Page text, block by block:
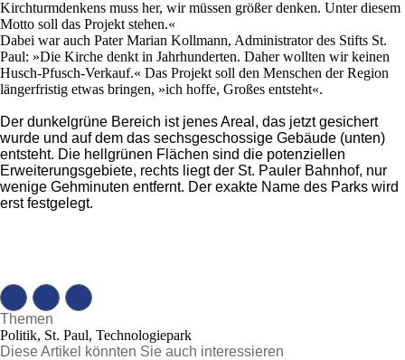
Kirchturmdenkens muss her, wir müssen größer denken. Unter diesem
Motto soll das Projekt stehen.«
Dabei war auch Pater Marian Kollmann, Administrator des Stifts St.
Paul: »Die Kirche denkt in Jahrhunderten. Daher wollten wir keinen
Husch-Pfusch-Verkauf.« Das Projekt soll den Menschen der Region
längerfristig etwas bringen, »ich hoffe, Großes entsteht«.
Der dunkelgrüne Bereich ist jenes Areal, das jetzt gesichert
wurde und auf dem das sechsgeschossige Gebäude (unten)
entsteht. Die hellgrünen Flächen sind die potenziellen
Erweiterungsgebiete, rechts liegt der St. Pauler Bahnhof, nur
wenige Gehminuten entfernt. Der exakte Name des Parks wird
erst festgelegt.
Themen
Politik, St. Paul, Technologiepark
Diese Artikel könnten Sie auch interessieren